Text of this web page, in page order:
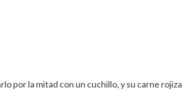
por la mitad con un cuchillo, y su carne rojiza